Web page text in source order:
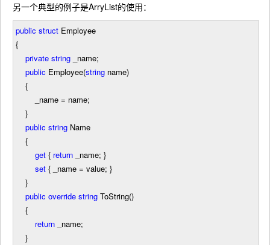
另一个典型的例子是ArryList的使用：
public struct Employee
{
private string _name;
public Employee(string name)
{
_name = name;
}
public string Name
{
get { return _name; }
set { _name = value; }
}
public override string ToString()
{
return _name;
}